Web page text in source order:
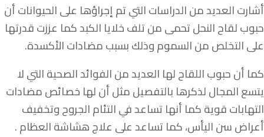
أشارت العديد من الدراسات التي تم إجراؤها على الحيوانات أن
حبوب لقاح النحل تحمى من تلف خلايا الكبد كما عززت قدرتها
على التخلص من السموم وذلك بسبب مضادات الأكسدة.
كما أن حبوب اللقاح لها العديد من الفوائد الصحية التي لا
يتسع المجال لذكرها بالتفصيل مثل أن لها خصائص مضادات
التهابات قوية كما أنها تساعد في التئام الجروح وتخفيف
أعراض سن اليأس، كما تساعد على علاج هشاشة العظام .